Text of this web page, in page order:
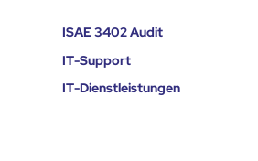
ISAE 3402 Audit
IT-Support
IT-Dienstleistungen